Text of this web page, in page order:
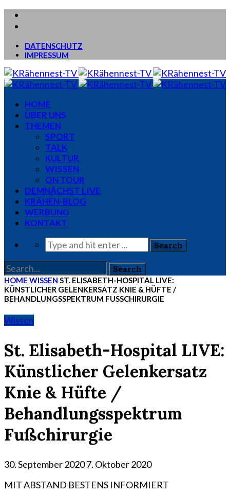
DATENSCHUTZ
IMPRESSUM
HOME
ÜBER UNS
THEMEN
SPORT
TALK
KULTUR
WISSEN
ON TOUR
DEMNÄCHST LIVE
KRÄHEN-BLOG
WERBUNG
KONTAKT
HOME WISSEN ST. ELISABETH-HOSPITAL LIVE:
KÜNSTLICHER GELENKERSATZ KNIE & HÜFTE /
BEHANDLUNGSSPEKTRUM FUSSCHIRURGIE
Wissen
St. Elisabeth-Hospital LIVE:
Künstlicher Gelenkersatz
Knie & Hüfte /
Behandlungsspektrum
Fußchirurgie
30. September 20207. Oktober 2020
MIT ABSTAND BESTENS INFORMIERT